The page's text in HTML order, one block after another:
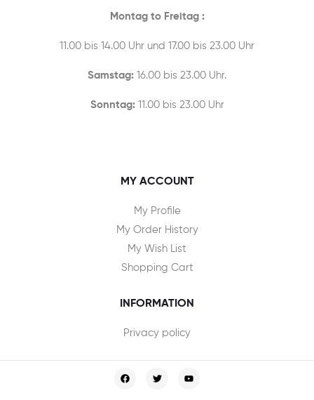
Montag to Freitag :
11.00 bis 14.00 Uhr und 17.00 bis 23.00 Uhr
Samstag: 16.00 bis 23.00 Uhr.
Sonntag:11.00 bis 23.00 Uhr
MY ACCOUNT
My Profile
My Order History
My Wish List
Shopping Cart
INFORMATION
Privacy policy